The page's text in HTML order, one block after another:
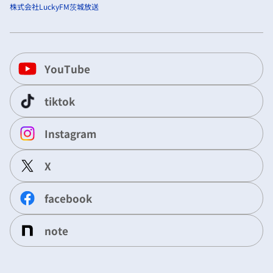
株式会社LuckyFM茨城放送
YouTube
tiktok
Instagram
X
facebook
note